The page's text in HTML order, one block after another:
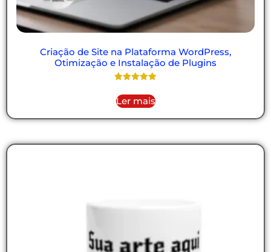
Criação de Site na Plataforma WordPress,
Otimização e Instalação de Plugins
5.00
de 5
Ler mais